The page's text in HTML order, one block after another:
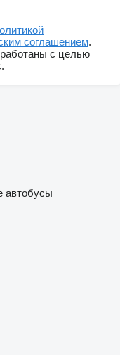
соглашением.
с целью
автобусы